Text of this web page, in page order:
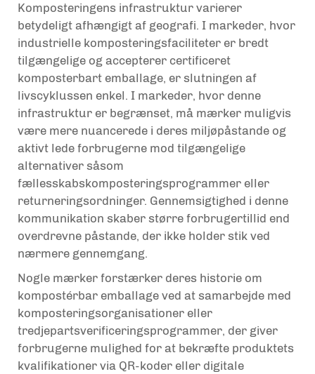
Komposteringens infrastruktur varierer
betydeligt afhængigt af geografi. I markeder, hvor
industrielle komposteringsfaciliteter er bredt
tilgængelige og accepterer certificeret
komposterbart emballage, er slutningen af
livscyklussen enkel. I markeder, hvor denne
infrastruktur er begrænset, må mærker muligvis
være mere nuancerede i deres miljøpåstande og
aktivt lede forbrugerne mod tilgængelige
alternativer såsom
fællesskabskomposteringsprogrammer eller
returneringsordninger. Gennemsigtighed i denne
kommunikation skaber større forbrugertillid end
overdrevne påstande, der ikke holder stik ved
nærmere gennemgang.
Nogle mærker forstærker deres historie om
kompostérbar emballage ved at samarbejde med
komposteringsorganisationer eller
tredjepartsverificeringsprogrammer, der giver
forbrugerne mulighed for at bekræfte produktets
kvalifikationer via QR-koder eller digitale